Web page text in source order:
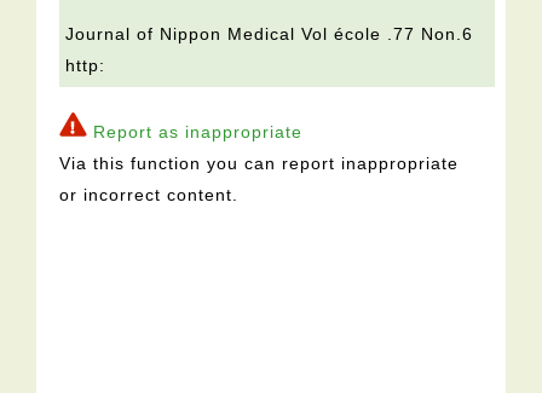
Journal of Nippon Medical Vol école .77 Non.6
http:
Report as inappropriate
Via this function you can report inappropriate
or incorrect content.